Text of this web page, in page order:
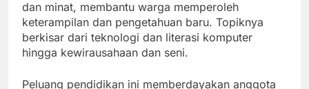
program ini melayani berbagai kelompok umur
dan minat, membantu warga memperoleh
keterampilan dan pengetahuan baru. Topiknya
berkisar dari teknologi dan literasi komputer